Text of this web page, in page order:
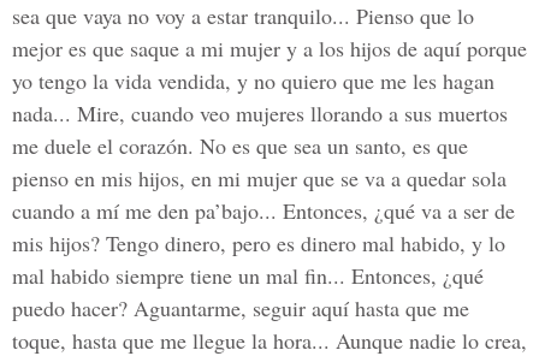
sea que vaya no voy a estar tranquilo... Pienso que lo
mejor es que saque a mi mujer y a los hijos de aquí porque
yo tengo la vida vendida, y no quiero que me les hagan
nada... Mire, cuando veo mujeres llorando a sus muertos
me duele el corazón. No es que sea un santo, es que
pienso en mis hijos, en mi mujer que se va a quedar sola
cuando a mí me den pa’bajo... Entonces, ¿qué va a ser de
mis hijos? Tengo dinero, pero es dinero mal habido, y lo
mal habido siempre tiene un mal fin... Entonces, ¿qué
puedo hacer? Aguantarme, seguir aquí hasta que me
toque, hasta que me llegue la hora... Aunque nadie lo crea,